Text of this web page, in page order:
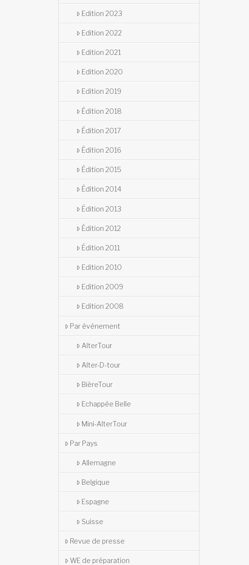
Edition 2023
Edition 2022
Edition 2021
Edition 2020
Edition 2019
Édition 2018
Édition 2017
Édition 2016
Édition 2015
Édition 2014
Édition 2013
Édition 2012
Édition 2011
Edition 2010
Edition 2009
Edition 2008
Par événement
AlterTour
Alter-D-tour
BièreTour
Echappée Belle
Mini-AlterTour
Par Pays
Allemagne
Belgique
Espagne
Suisse
Revue de presse
WE de préparation